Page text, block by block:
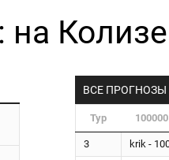
ВСЕ ПРОГНОЗЫ
Тур 100000
3 krik -